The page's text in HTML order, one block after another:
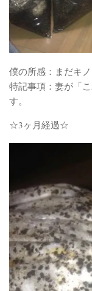
僕の所感：まだキ
特記事項：妻が「
す。
☆3ヶ月経過☆